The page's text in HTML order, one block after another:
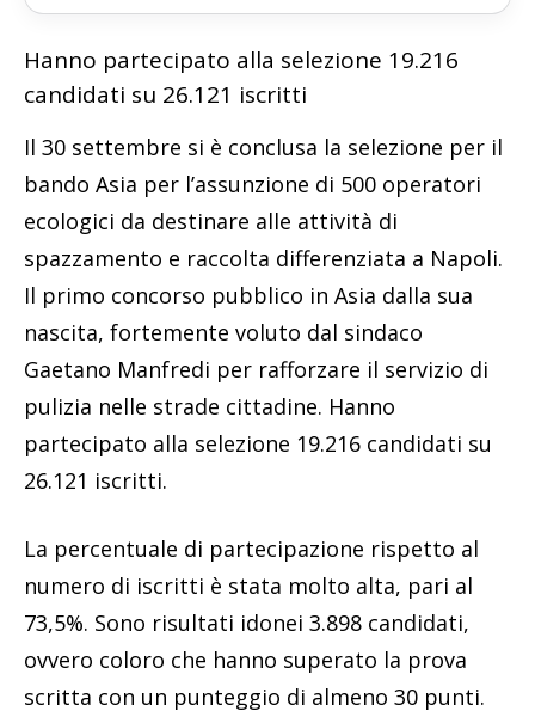
Hanno partecipato alla selezione 19.216
candidati su 26.121 iscritti
Il 30 settembre si è conclusa la selezione per il
bando Asia per l’assunzione di 500 operatori
ecologici da destinare alle attività di
spazzamento e raccolta differenziata a Napoli.
Il primo concorso pubblico in Asia dalla sua
nascita, fortemente voluto dal sindaco
Gaetano Manfredi per rafforzare il servizio di
pulizia nelle strade cittadine. Hanno
partecipato alla selezione 19.216 candidati su
26.121 iscritti.
La percentuale di partecipazione rispetto al
numero di iscritti è stata molto alta, pari al
73,5%. Sono risultati idonei 3.898 candidati,
ovvero coloro che hanno superato la prova
scritta con un punteggio di almeno 30 punti.